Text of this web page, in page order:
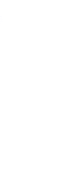
aikain
tehtiin
kauden